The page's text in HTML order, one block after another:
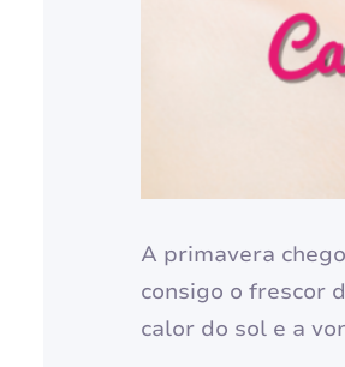
A primavera
consigo o frescor
calor do sol e a